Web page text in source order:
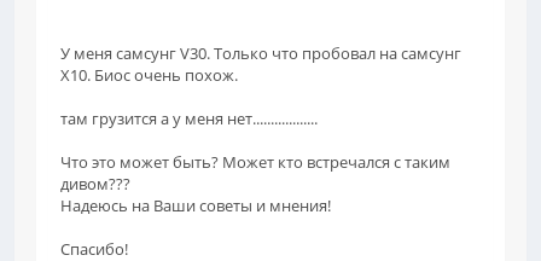
У меня самсунг V30. Только что пробовал на самсунг
X10. Биос очень похож.
там грузится а у меня нет..................
Что это может быть? Может кто встречался с таким
дивом???
Надеюсь на Ваши советы и мнения!
Спасибо!